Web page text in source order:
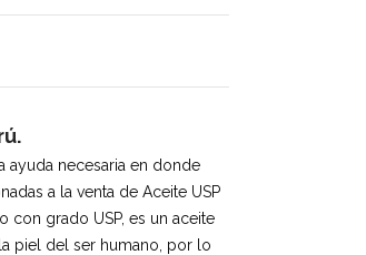
ayuda necesaria en donde
a la venta de Aceite USP
con grado USP, es un aceite
piel del ser humano, por lo